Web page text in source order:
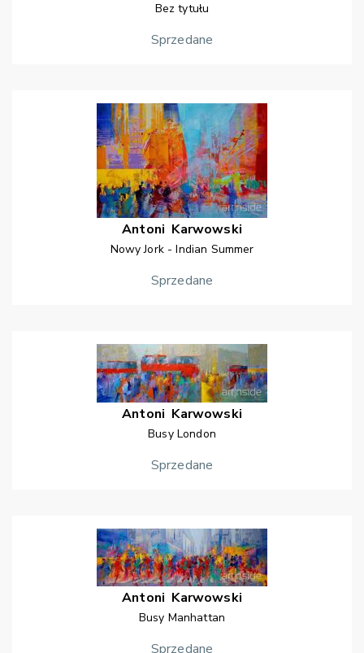
Bez tytułu
Sprzedane
Antoni Karwowski
Nowy Jork - Indian Summer
Sprzedane
Antoni Karwowski
Busy London
Sprzedane
Antoni Karwowski
Busy Manhattan
Sprzedane